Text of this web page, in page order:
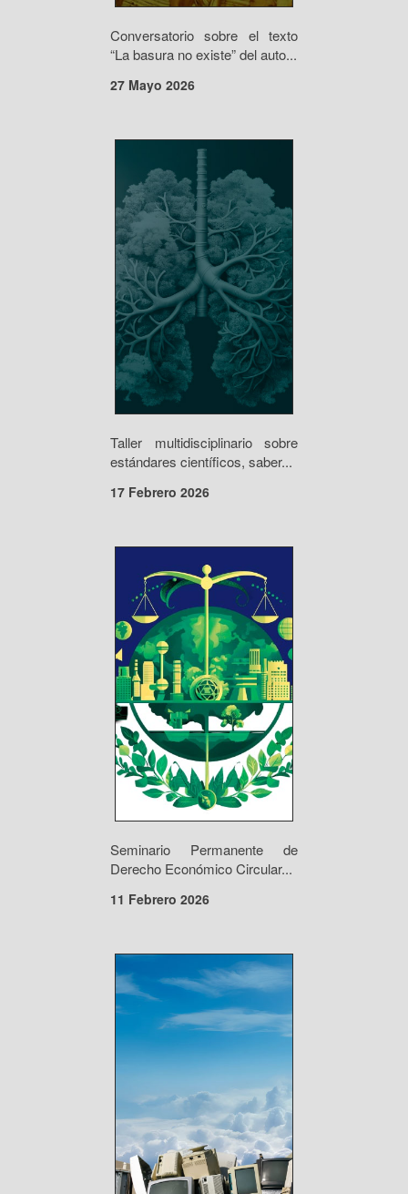
Conversatorio sobre el texto
“La basura no existe” del auto...
27 Mayo 2026
Taller multidisciplinario sobre
estándares científicos, saber...
17 Febrero 2026
Seminario Permanente de
Derecho Económico Circular...
11 Febrero 2026